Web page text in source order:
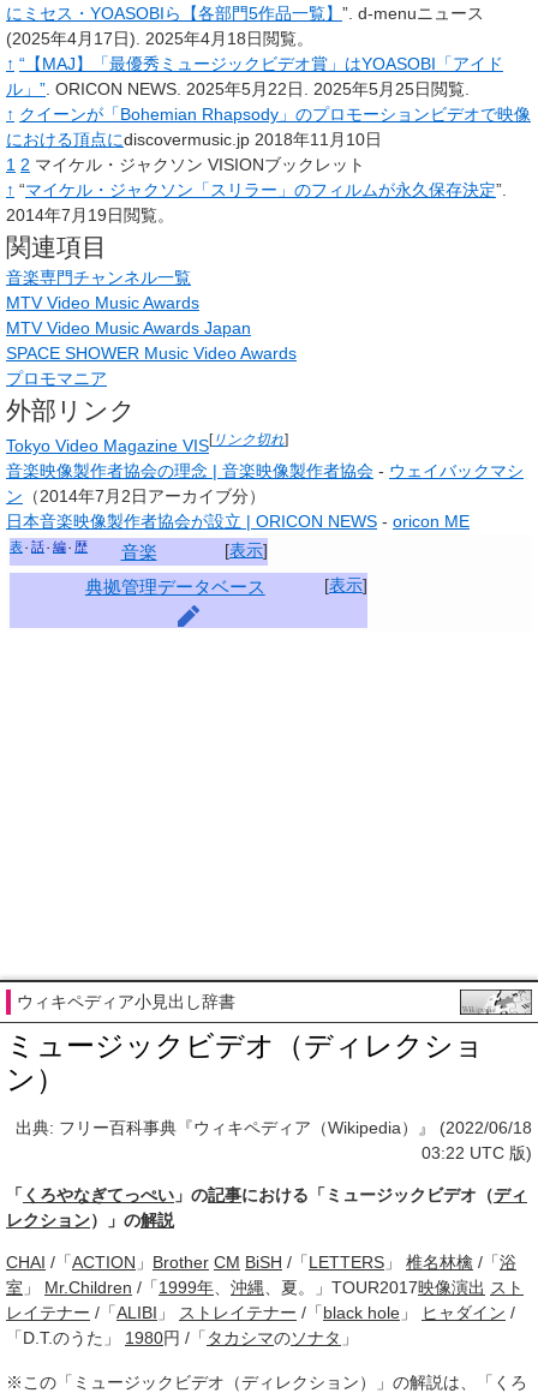
にミセス・YOASOBIら【各部門5作品一覧】 ”. d-menuニュース
(2025年4月17日).
2025年4月18日閲覧。
↑ “【MAJ】「最優秀ミュージックビデオ賞」はYOASOBI「アイド
ル」” . ORICON NEWS. 2025年5月22日 . 2025年5月25日閲覧
↑ クイーンが「Bohemian Rhapsody」のプロモーションビデオで映像
における頂点にdiscovermusic.jp 2018年11月10日
1 2 マイケル・ジャクソン VISIONブックレット
↑ “マイケル・ジャクソン「スリラー」のフィルムが永久保存決定”.
2014年7月19日閲覧。
関連項目
音楽専門チャンネル一覧
MTV Video Music Awards
MTV Video Music Awards Japan
SPACE SHOWER Music Video Awards
プロモマニア
外部リンク
Tokyo Video Magazine VIS[リンク切れ]
音楽映像製作者協会の理念 | 音楽映像製作者協会 - ウェイバックマシ
ン （2014年7月2日アーカイブ分）
日本音楽映像製作者協会が設立 | ORICON NEWS - oricon ME
[表示]
表 話 編 歴 音楽
[表示]
典拠管理データベース
ウィキペディア小見出し辞書
ミュージックビデオ（ディレクショ
ン）
出典: フリー百科事典『ウィキペディア（Wikipedia）』 (2022/06/18
03:22 UTC 版)
「 くろやなぎてっぺい 」の記事における「ミュージックビデオ（ディ
レクション）」の解説
CHAI /「ACTION 」 Brother CM BiSH /「LETTERS 」 椎名林檎 /「浴
室 」 Mr.Children /「1999年 沖縄 、夏。」TOUR2017映像演出 スト
レイテナー /「ALIBI 」 ストレイテナー /「black hole 」 ヒャダイン /
「D.T.のうた」 1980円 /「 タカシマのソナタ 」
※この「ミュージックビデオ（ディレクション）」の解説は、「くろ